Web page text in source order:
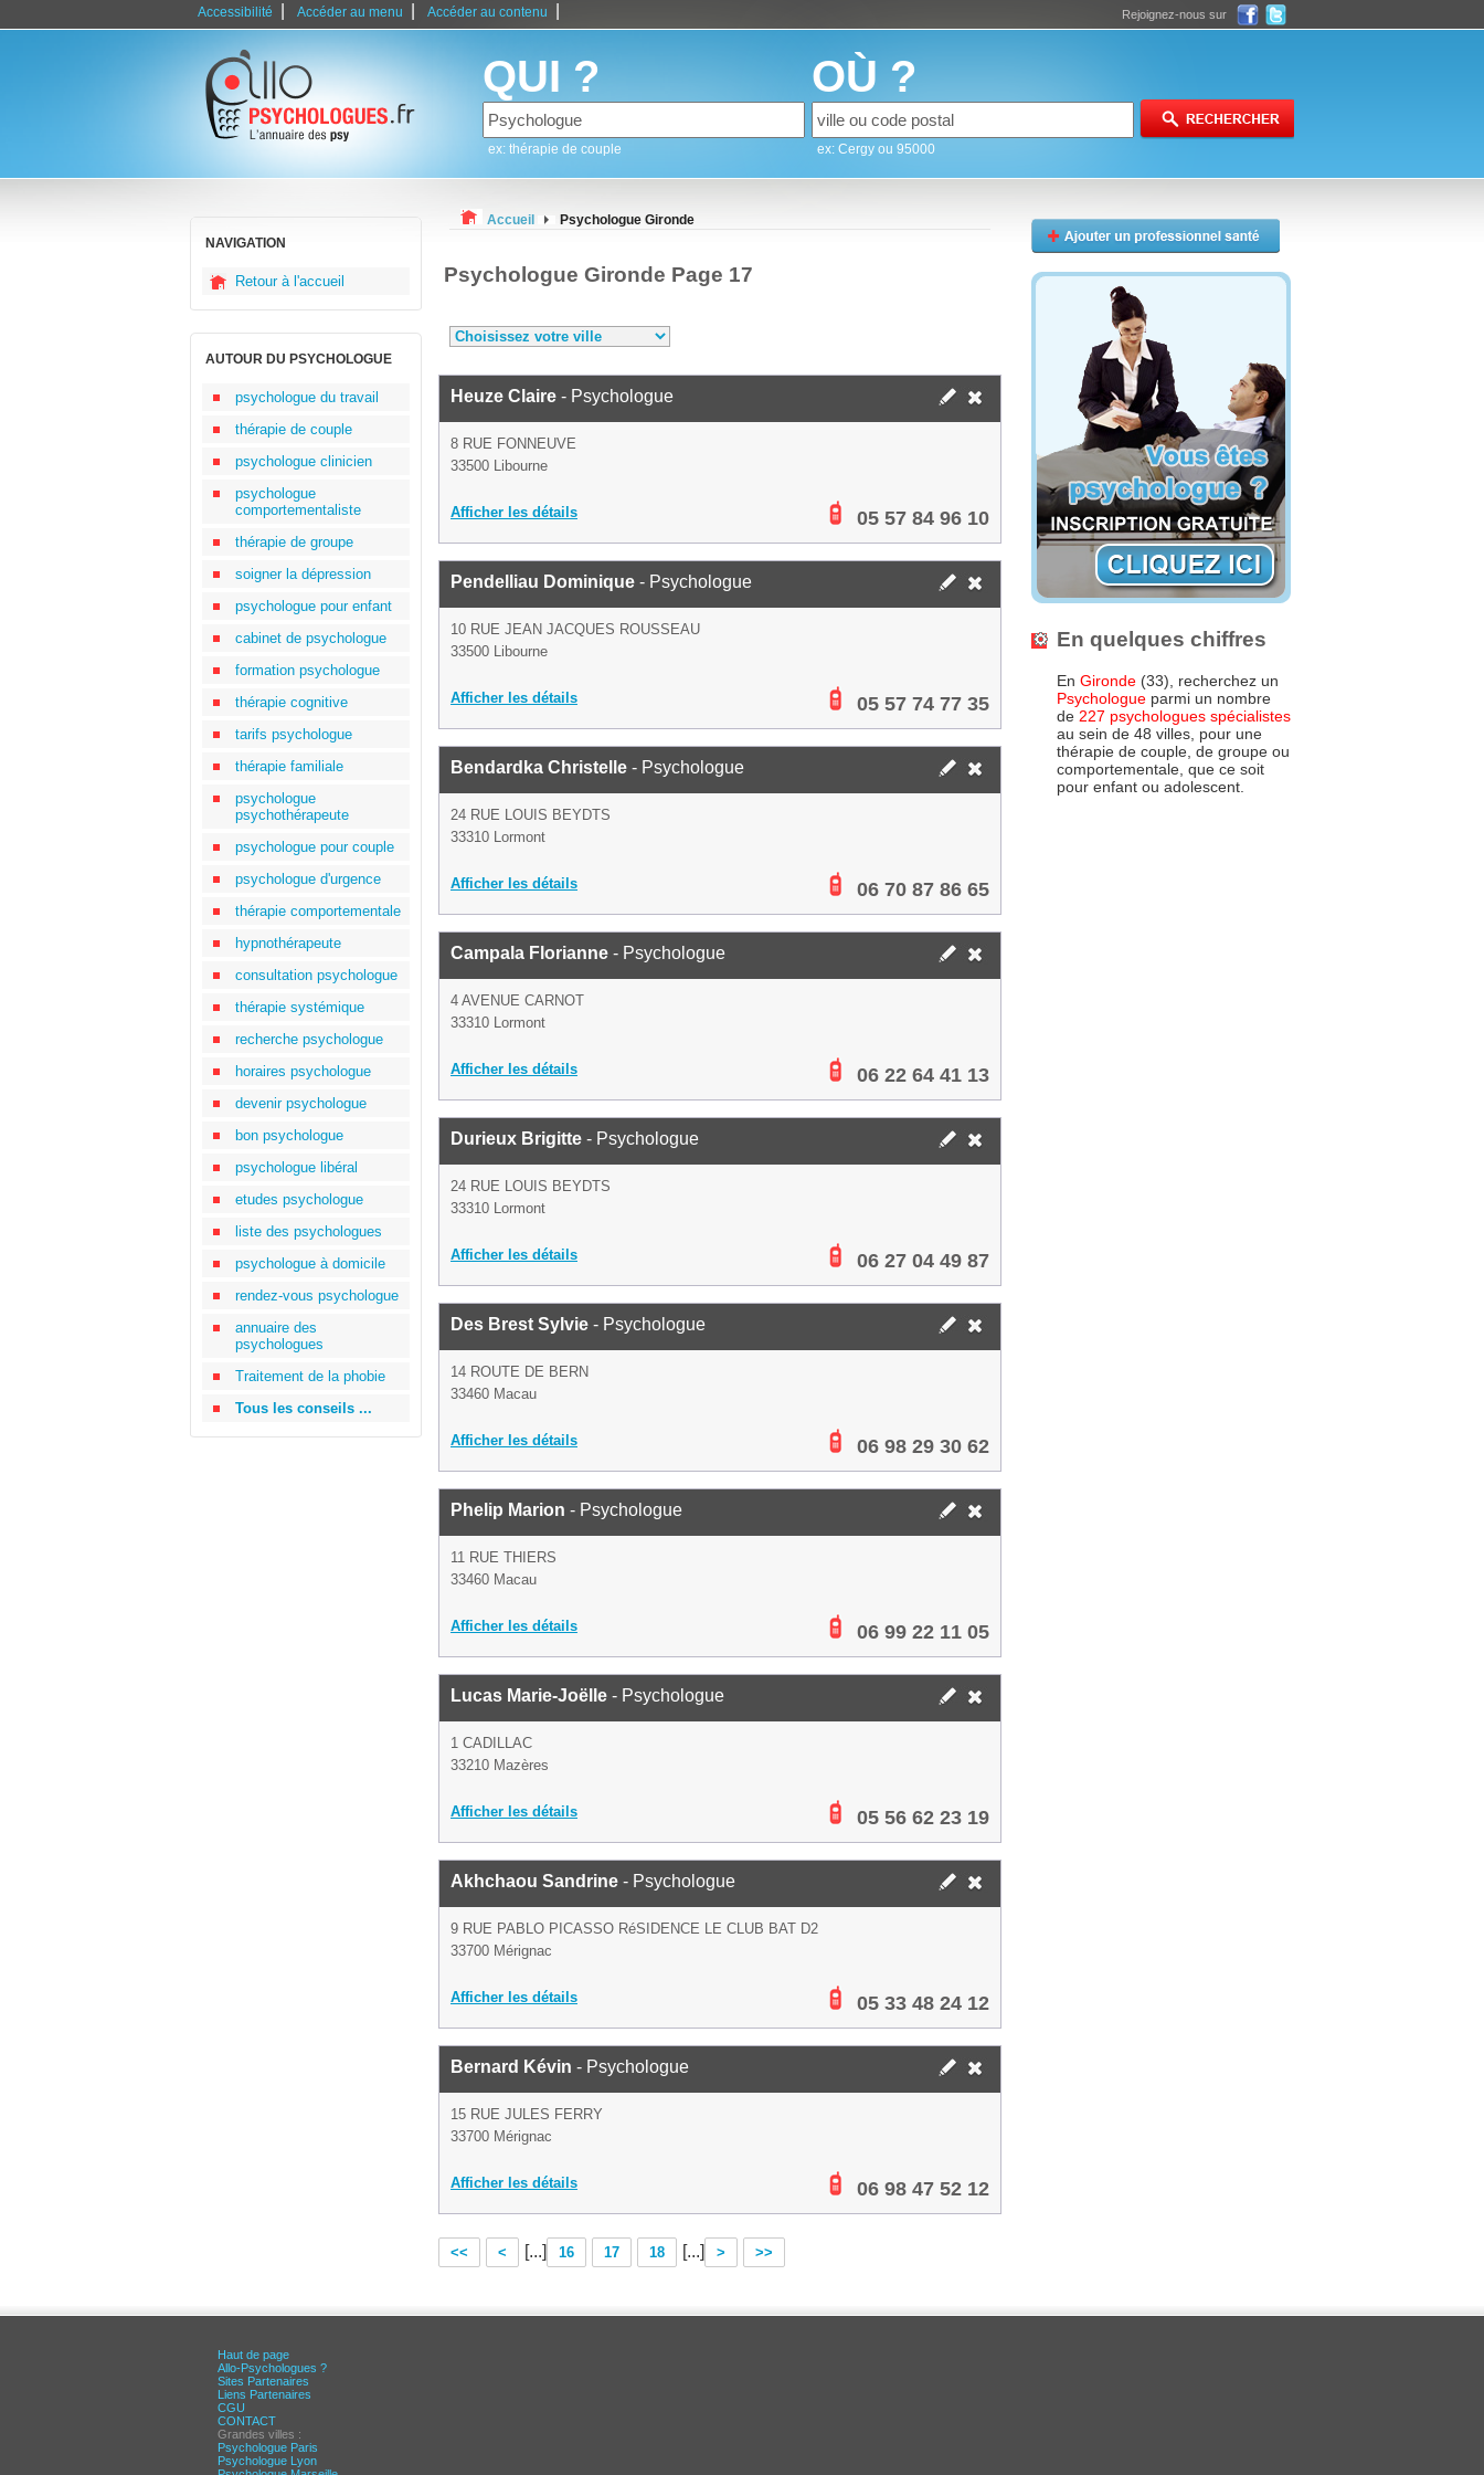
Accessibilité Accéder au menu Accéder au contenu Rejoignez-nous sur
QUI ?
ex: thérapie de couple
OÙ ?
ex: Cergy ou 95000
NAVIGATION
Retour à l'accueil
AUTOUR DU PSYCHOLOGUE
psychologue du travail
thérapie de couple
psychologue clinicien
psychologue
comportementaliste
thérapie de groupe
soigner la dépression
psychologue pour enfant
cabinet de psychologue
formation psychologue
thérapie cognitive
tarifs psychologue
thérapie familiale
psychologue
psychothérapeute
psychologue pour couple
psychologue d'urgence
thérapie comportementale
hypnothérapeute
consultation psychologue
thérapie systémique
recherche psychologue
horaires psychologue
devenir psychologue
bon psychologue
psychologue libéral
etudes psychologue
liste des psychologues
psychologue à domicile
rendez-vous psychologue
annuaire des
psychologues
Traitement de la phobie
Tous les conseils ...
Accueil Psychologue Gironde
Psychologue Gironde Page 17
Heuze Claire - Psychologue
8 RUE FONNEUVE
33500 Libourne
Afficher les détails 05 57 84 96 10
Pendelliau Dominique - Psychologue
10 RUE JEAN JACQUES ROUSSEAU
33500 Libourne
Afficher les détails 05 57 74 77 35
Bendardka Christelle - Psychologue
24 RUE LOUIS BEYDTS
33310 Lormont
Afficher les détails 06 70 87 86 65
Campala Florianne - Psychologue
4 AVENUE CARNOT
33310 Lormont
Afficher les détails 06 22 64 41 13
Durieux Brigitte - Psychologue
24 RUE LOUIS BEYDTS
33310 Lormont
Afficher les détails 06 27 04 49 87
Des Brest Sylvie - Psychologue
14 ROUTE DE BERN
33460 Macau
Afficher les détails 06 98 29 30 62
Phelip Marion - Psychologue
11 RUE THIERS
33460 Macau
Afficher les détails 06 99 22 11 05
Lucas Marie-Joëlle - Psychologue
1 CADILLAC
33210 Mazères
Afficher les détails 05 56 62 23 19
Akhchaou Sandrine - Psychologue
9 RUE PABLO PICASSO RéSIDENCE LE CLUB BAT D2
33700 Mérignac
Afficher les détails 05 33 48 24 12
Bernard Kévin - Psychologue
15 RUE JULES FERRY
33700 Mérignac
Afficher les détails 06 98 47 52 12
<< < [...] 16 17 18 [...] > >>
En quelques chiffres
En Gironde (33), recherchez un
Psychologue parmi un nombre
de 227 psychologues spécialistes
au sein de 48 villes, pour une
thérapie de couple, de groupe ou
comportementale, que ce soit
pour enfant ou adolescent.
Haut de page
Allo-Psychologues ?
Sites Partenaires
Liens Partenaires
CGU
CONTACT
Grandes villes :
Psychologue Paris
Psychologue Lyon